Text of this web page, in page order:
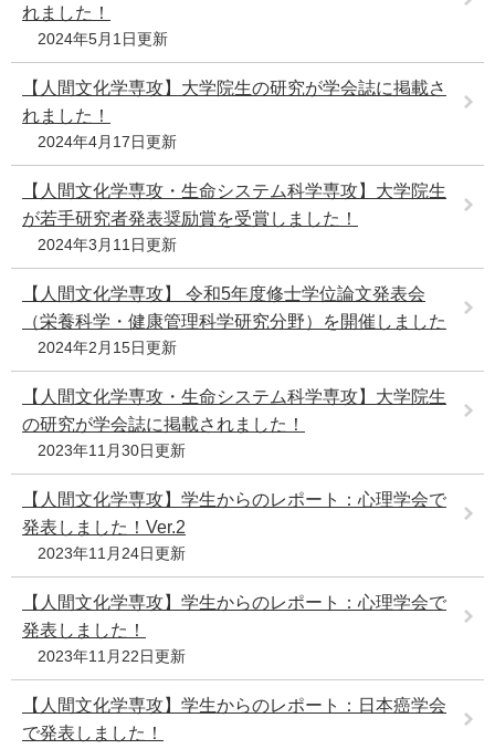
れました！
2024年5月1日更新
【人間文化学専攻】大学院生の研究が学会誌に掲載さ
れました！
2024年4月17日更新
【人間文化学専攻・生命システム科学専攻】大学院生
が若手研究者発表奨励賞を受賞しました！
2024年3月11日更新
【人間文化学専攻】 令和5年度修士学位論文発表会
（栄養科学・健康管理科学研究分野）を開催しました
2024年2月15日更新
【人間文化学専攻・生命システム科学専攻】大学院生
の研究が学会誌に掲載されました！
2023年11月30日更新
【人間文化学専攻】学生からのレポート：心理学会で
発表しました！Ver.2
2023年11月24日更新
【人間文化学専攻】学生からのレポート：心理学会で
発表しました！
2023年11月22日更新
【人間文化学専攻】学生からのレポート：日本癌学会
で発表しました！